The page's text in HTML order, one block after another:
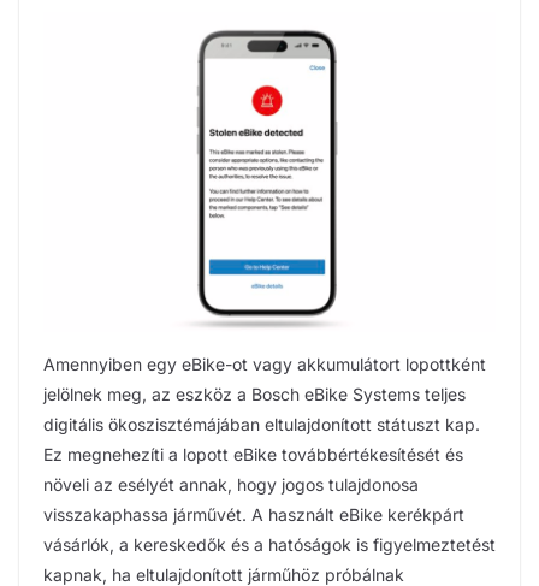
Amennyiben egy eBike-ot vagy akkumulátort lopottként
jelölnek meg, az eszköz a Bosch eBike Systems teljes
digitális ökoszisztémájában eltulajdonított státuszt kap.
Ez megnehezíti a lopott eBike továbbértékesítését és
növeli az esélyét annak, hogy jogos tulajdonosa
visszakaphassa járművét. A használt eBike kerékpárt
vásárlók, a kereskedők és a hatóságok is figyelmeztetést
kapnak, ha eltulajdonított járműhöz próbálnak